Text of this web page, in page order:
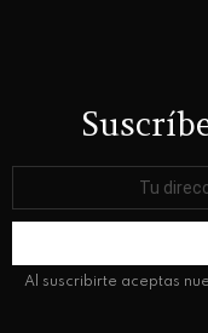
correo
Al suscribirte aceptas